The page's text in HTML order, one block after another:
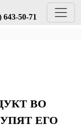
643-50-71
ВО
ЕГО